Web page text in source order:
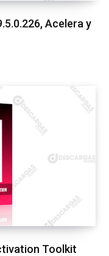
Acelera y
Toolkit